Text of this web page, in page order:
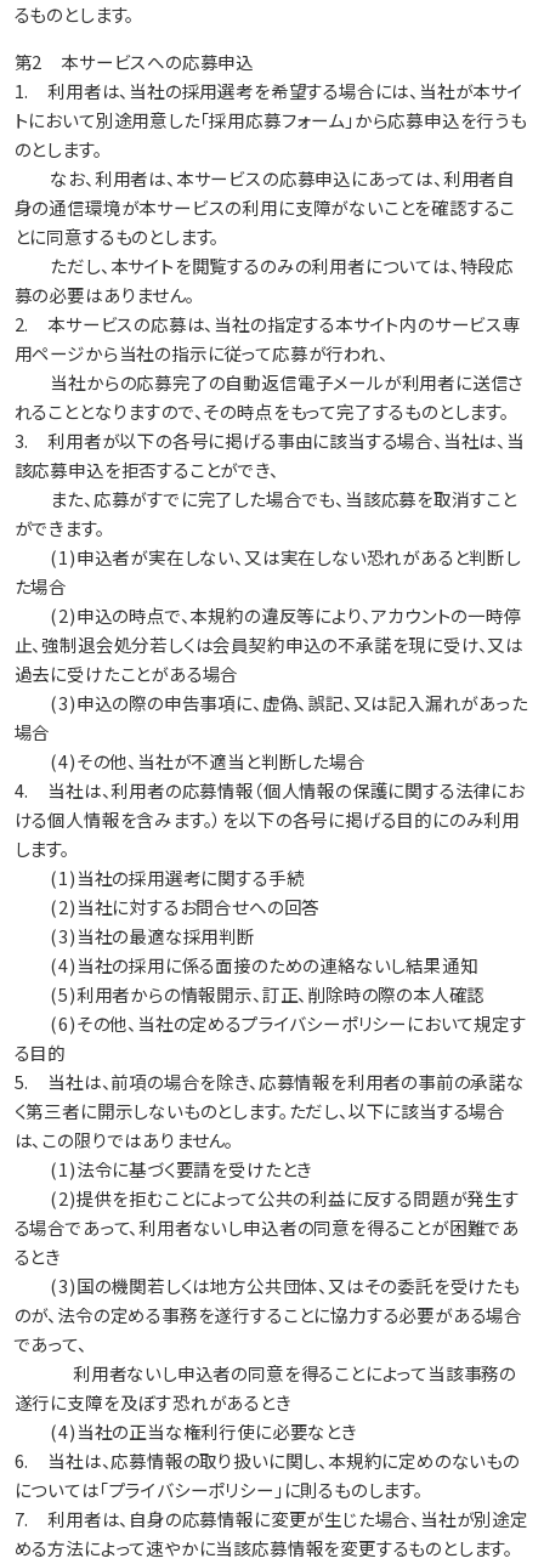
るものとします。
第2 本サービスへの応募申込
1. 利用者は、当社の採用選考を希望する場合には、当社が本サイ
トにおいて別途用意した「採用応募フォーム」から応募申込を行うも
のとします。
なお、利用者は、本サービスの応募申込にあっては、利用者自
身の通信環境が本サービスの利用に支障がないことを確認するこ
とに同意するものとします。
ただし、本サイトを閲覧するのみの利用者については、特段応
募の必要はありません。
2. 本サービスの応募は、当社の指定する本サイト内のサービス専
用ページから当社の指示に従って応募が行われ、
当社からの応募完了の自動返信電子メールが利用者に送信さ
れることとなりますので、その時点をもって完了するものとします。
3. 利用者が以下の各号に掲げる事由に該当する場合、当社は、当
該応募申込を拒否することができ、
また、応募がすでに完了した場合でも、当該応募を取消すこと
ができます。
(1)申込者が実在しない、又は実在しない恐れがあると判断し
た場合
(2)申込の時点で、本規約の違反等により、アカウントの一時停
止、強制退会処分若しくは会員契約申込の不承諾を現に受け、又は
過去に受けたことがある場合
(3)申込の際の申告事項に、虚偽、誤記、又は記入漏れがあった
場合
(4)その他、当社が不適当と判断した場合
4. 当社は、利用者の応募情報（個人情報の保護に関する法律にお
ける個人情報を含みます。）を以下の各号に掲げる目的にのみ利用
します。
(1)当社の採用選考に関する手続
(2)当社に対するお問合せへの回答
(3)当社の最適な採用判断
(4)当社の採用に係る面接のための連絡ないし結果通知
(5)利用者からの情報開示、訂正、削除時の際の本人確認
(6)その他、当社の定めるプライバシーポリシーにおいて規定す
る目的
5. 当社は、前項の場合を除き、応募情報を利用者の事前の承諾な
く第三者に開示しないものとします。ただし、以下に該当する場合
は、この限りではありません。
(1)法令に基づく要請を受けたとき
(2)提供を拒むことによって公共の利益に反する問題が発生す
る場合であって、利用者ないし申込者の同意を得ることが困難であ
るとき
(3)国の機関若しくは地方公共団体、又はその委託を受けたも
のが、法令の定める事務を遂行することに協力する必要がある場合
であって、
利用者ないし申込者の同意を得ることによって当該事務の
遂行に支障を及ぼす恐れがあるとき
(4)当社の正当な権利行使に必要なとき
6. 当社は、応募情報の取り扱いに関し、本規約に定めのないもの
については「プライバシーポリシー」に則るものします。
7. 利用者は、自身の応募情報に変更が生じた場合、当社が別途定
める方法によって速やかに当該応募情報を変更するものとします。